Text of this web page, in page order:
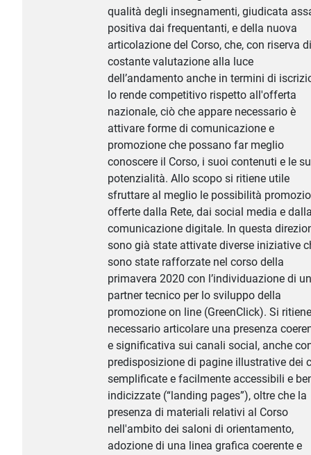
qualità degli insegnamenti, giudicata
positiva dai frequentanti, e della nuova
articolazione del Corso, che, con riserva di
costante valutazione alla luce
dell’andamento anche in termini di
lo rende competitivo rispetto all'offerta
nazionale, ciò che appare necessario è
attivare forme di comunicazione e
promozione che possano far meglio
conoscere il Corso, i suoi contenuti e le
potenzialità. Allo scopo si ritiene utile
sfruttare al meglio le possibilità
offerte dalla Rete, dai social media e
comunicazione digitale. In questa
sono già state attivate diverse iniziative
sono state rafforzate nel corso della
primavera 2020 con l’individuazione di un
partner tecnico per lo sviluppo della
promozione on line (GreenClick). Si ritiene
necessario articolare una presenza
e significativa sui canali social, anche
predisposizione di pagine illustrative dei
semplificate e facilmente accessibili e
indicizzate (“landing pages”), oltre che la
presenza di materiali relativi al Corso
nell'ambito dei saloni di orientamento,
adozione di una linea grafica coerente e